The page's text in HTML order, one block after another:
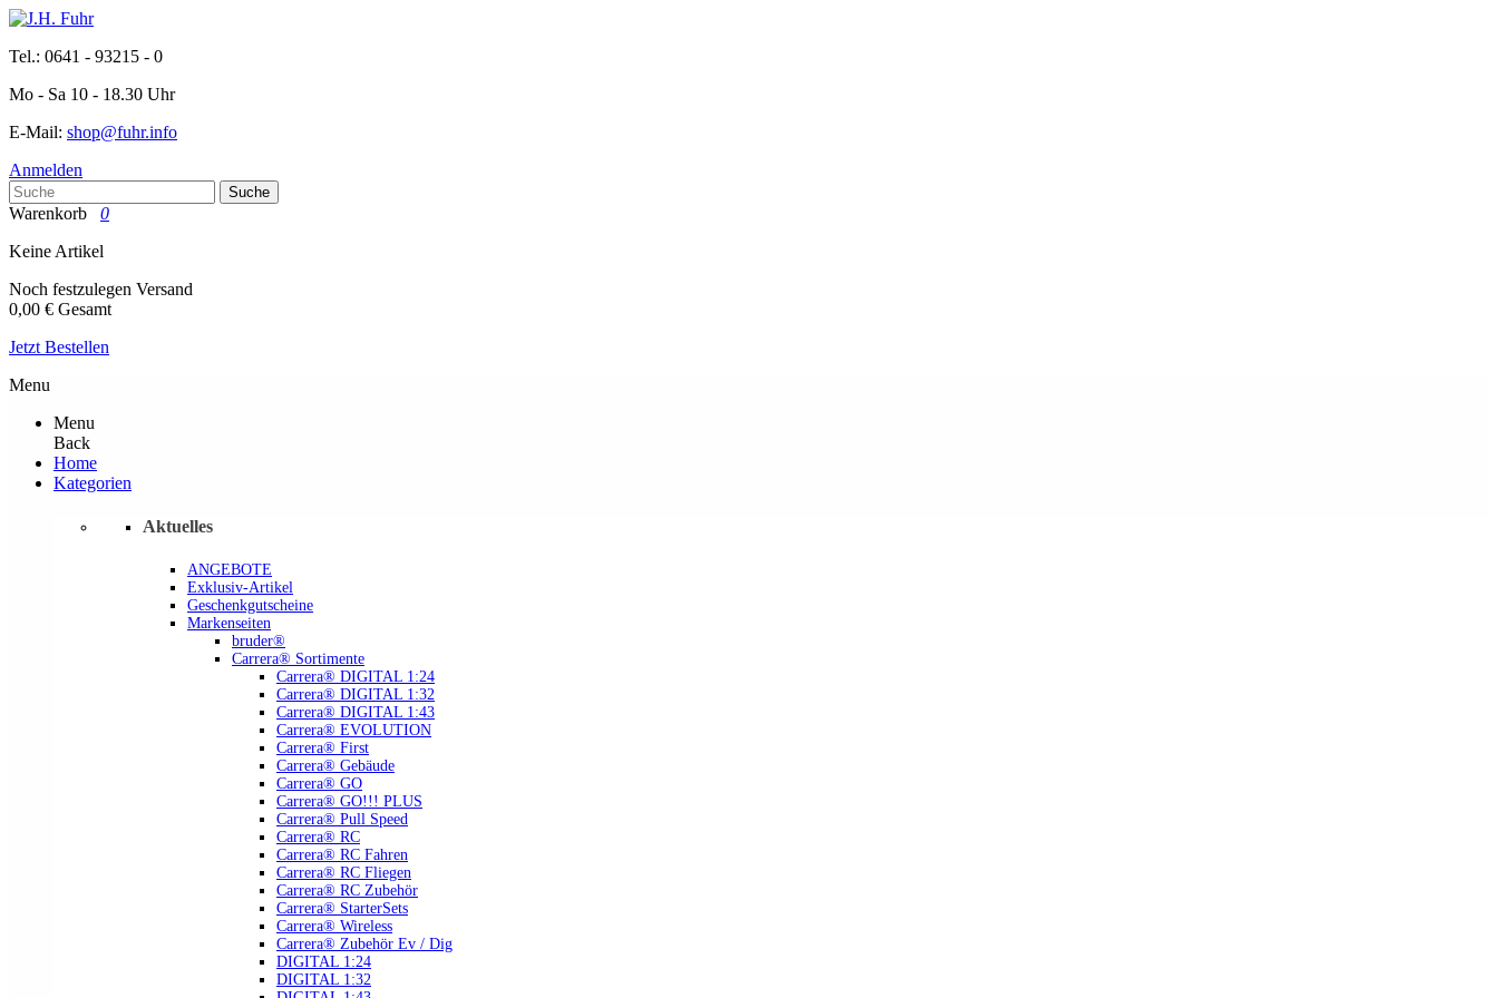
Tel.: 0641 - 93215 - 0
Mo - Sa 10 - 18.30 Uhr
E-Mail: shop@fuhr.info
Anmelden
Suche
Warenkorb
0
Keine Artikel
Noch festzulegen Versand
0,00 € Gesamt
Jetzt Bestellen
Menu
Menu
Back
Home
Kategorien
Aktuelles
ANGEBOTE
Exklusiv-Artikel
Geschenkgutscheine
Markenseiten
bruder®
Carrera® Sortimente
Carrera® DIGITAL 1:24
Carrera® DIGITAL 1:32
Carrera® DIGITAL 1:43
Carrera® EVOLUTION
Carrera® First
Carrera® Gebäude
Carrera® GO
Carrera® GO!!! PLUS
Carrera® Pull Speed
Carrera® RC
Carrera® RC Fahren
Carrera® RC Fliegen
Carrera® RC Zubehör
Carrera® StarterSets
Carrera® Wireless
Carrera® Zubehör Ev / Dig
DIGITAL 1:24
DIGITAL 1:32